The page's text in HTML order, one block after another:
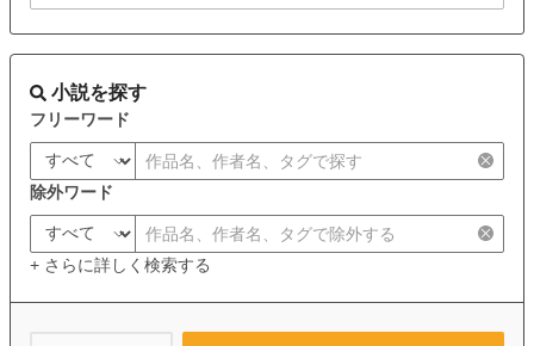
小説を探す
フリーワード
除外ワード
+ さらに詳しく検索する